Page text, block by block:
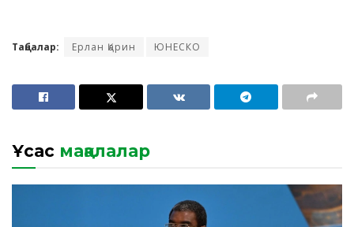
Таңбалар: Ерлан Қарин ЮНЕСКО
Ұқсас мақалалар